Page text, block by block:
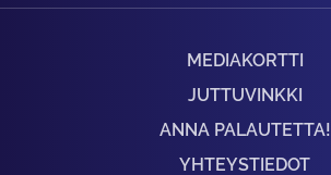
MEDIAKORTTI
JUTTUVINKKI
ANNA PALAUTETTA!
YHTEYSTIEDOT